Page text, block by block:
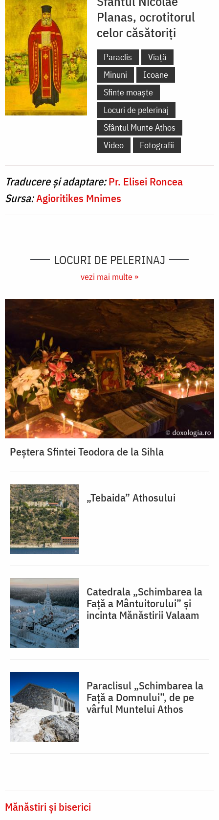
Planas, ocrotitorul
celor căsătoriți
Paraclis
Viață
Minuni
Icoane
Sfinte moaște
Locuri de pelerinaj
Sfântul Munte Athos
Video
Fotografii
Traducere și adaptare:Pr. Elisei Roncea
Sursa:Agioritikes Mnimes
LOCURI DE PELERINAJ
vezi mai multe »
Peștera Sfintei Teodora de la Sihla
„Tebaida” Athosului
Catedrala „Schimbarea la
Față a Mântuitorului” și
incinta Mănăstirii Valaam
Paraclisul „Schimbarea la
Față a Domnului”, de pe
vârful Muntelui Athos
Mănăstiri și biserici